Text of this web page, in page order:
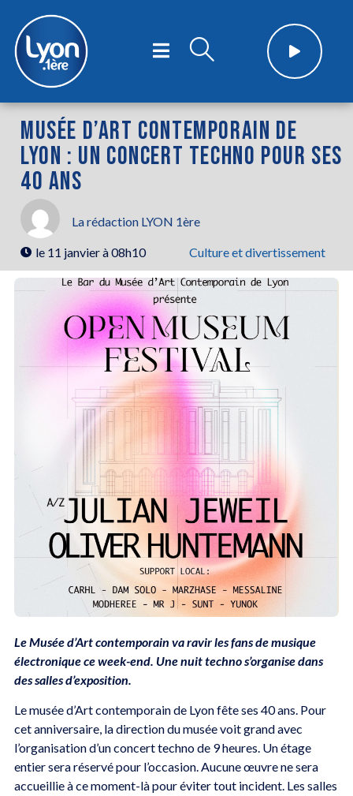
MUSÉE D’ART CONTEMPORAIN DE
LYON : UN CONCERT TECHNO POUR SES
40 ANS
La rédaction LYON 1ère
le 11 janvier à 08h10 Culture et divertissement
Le Musée d’Art contemporain va ravir les fans de musique
électronique ce week-end. Une nuit techno s’organise dans
des salles d’exposition.
Le musée d’Art contemporain de Lyon fête ses 40 ans. Pour
cet anniversaire, la direction du musée voit grand avec
l’organisation d’un concert techno de 9 heures. Un étage
entier sera réservé pour l’occasion. Aucune œuvre ne sera
accueillie à ce moment-là pour éviter tout incident. Les salles